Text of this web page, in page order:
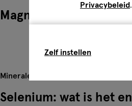
Magnesium
Mineralen
Selenium: wat is het en
Privacybeleid.
Zelf instellen